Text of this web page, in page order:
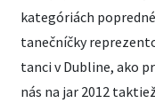
kategóriách
tanečníčky
tanci v Dubline, ako
nás na jar 2012